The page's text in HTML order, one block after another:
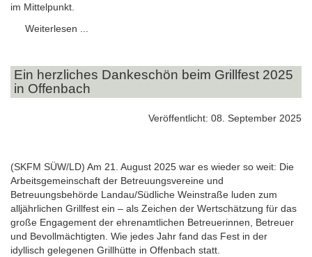
im Mittelpunkt.
Weiterlesen ...
Ein herzliches Dankeschön beim Grillfest 2025
in Offenbach
Veröffentlicht: 08. September 2025
(SKFM SÜW/LD) Am 21. August 2025 war es wieder so weit: Die
Arbeitsgemeinschaft der Betreuungsvereine und
Betreuungsbehörde Landau/Südliche Weinstraße luden zum
alljährlichen Grillfest ein – als Zeichen der Wertschätzung für das
große Engagement der ehrenamtlichen Betreuerinnen, Betreuer
und Bevollmächtigten. Wie jedes Jahr fand das Fest in der
idyllisch gelegenen Grillhütte in Offenbach statt.